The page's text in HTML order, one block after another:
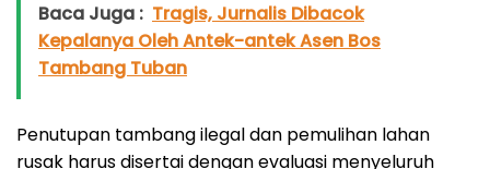
Baca Juga : Tragis, Jurnalis Dibacok
Kepalanya Oleh Antek-antek Asen Bos
Tambang Tuban
Penutupan tambang ilegal dan pemulihan lahan
rusak harus disertai dengan evaluasi menyeluruh